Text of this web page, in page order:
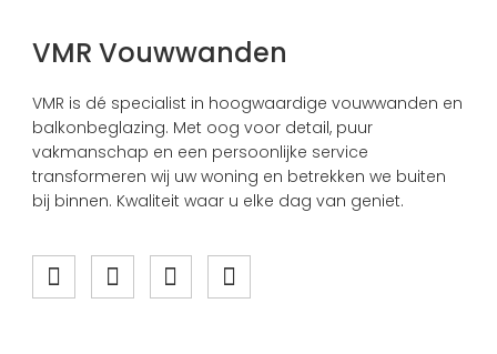
VMR Vouwwanden
VMR is dé specialist in hoogwaardige vouwwanden en
balkonbeglazing. Met oog voor detail, puur
vakmanschap en een persoonlijke service
transformeren wij uw woning en betrekken we buiten
bij binnen. Kwaliteit waar u elke dag van geniet.